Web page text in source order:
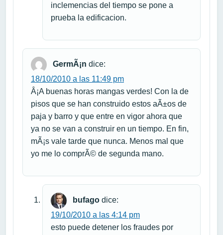
inclemencias del tiempo se pone a
prueba la edificacion.
GermÃ¡n dice:
18/10/2010 a las 11:49 pm
Â¡A buenas horas mangas verdes! Con la de
pisos que se han construido estos aÃ±os de
paja y barro y que entre en vigor ahora que
ya no se van a construir en un tiempo. En fin,
mÃ¡s vale tarde que nunca. Menos mal que
yo me lo comprÃ© de segunda mano.
bufago dice:
19/10/2010 a las 4:14 pm
esto puede detener los fraudes por